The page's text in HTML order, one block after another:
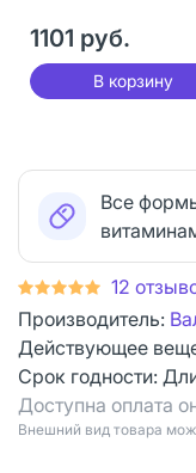
1101 руб.
В корзину
Все
12
Производитель:
Действующее
Срок годности:
Доступна оплата
Bнешний вид товара